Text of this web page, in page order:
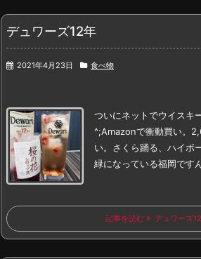
デュワーズ12年
2021年4月23日 食べ物
ついにネットでウイスキ
^;Amazonで衝動買い。
い。 さくら踊る、ハイボ
緑になっている福岡です
記事を読む デュワーズ